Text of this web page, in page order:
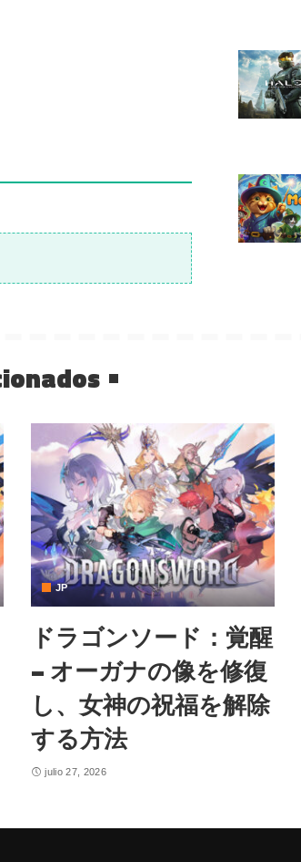
JP
ドラゴンソード：覚醒
– オーガナの像を修復
し、女神の祝福を解除
する方法
julio 27, 2026